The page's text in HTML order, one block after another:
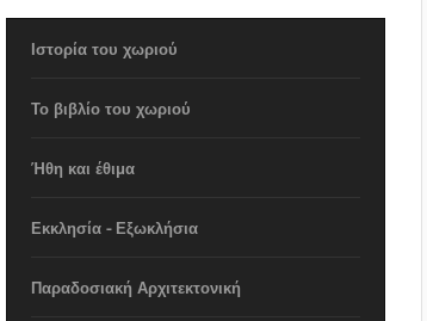
Ιστορία του χωριού
Το βιβλίο του χωριού
Ήθη και έθιμα
Εκκλησία - Εξωκλήσια
Παραδοσιακή Αρχιτεκτονική